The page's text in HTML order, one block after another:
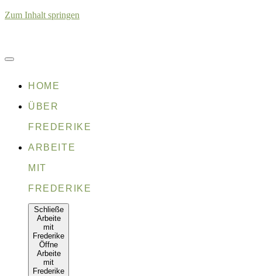
Zum Inhalt springen
HOME
ÜBER
FREDERIKE
ARBEITE
MIT
FREDERIKE
Schließe
Arbeite
mit
Frederike
Öffne
Arbeite
mit
Frederike